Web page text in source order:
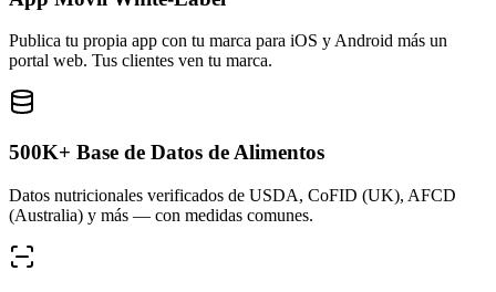
Publica tu propia app con tu marca para iOS y Android más un
portal web. Tus clientes ven tu marca.
500K+ Base de Datos de Alimentos
Datos nutricionales verificados de USDA, CoFID (UK), AFCD
(Australia) y más — con medidas comunes.